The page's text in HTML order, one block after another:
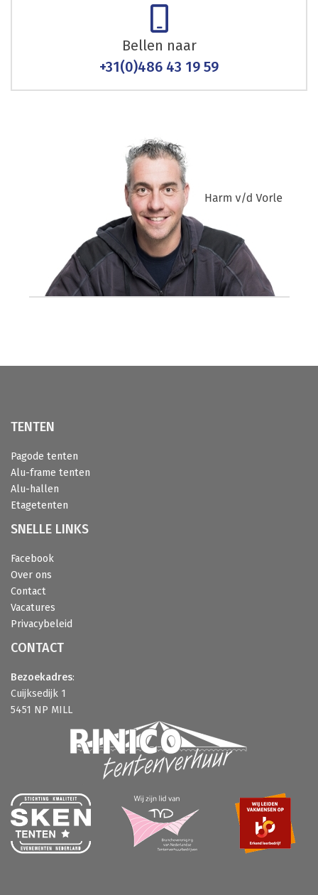
Bellen naar
+31(0)486 43 19 59
TENTEN
Pagode tenten
Alu-frame tenten
Alu-hallen
Etagetenten
SNELLE LINKS
Facebook
Over ons
Contact
Vacatures
Privacybeleid
CONTACT
Bezoekadres:
Cuijksedijk 1
5451 NP MILL